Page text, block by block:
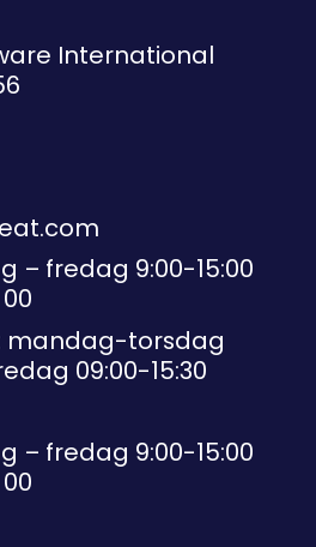
International
– fredag 9:00-15:00
mandag-torsdag
09:00-15:30
– fredag 9:00-15:00